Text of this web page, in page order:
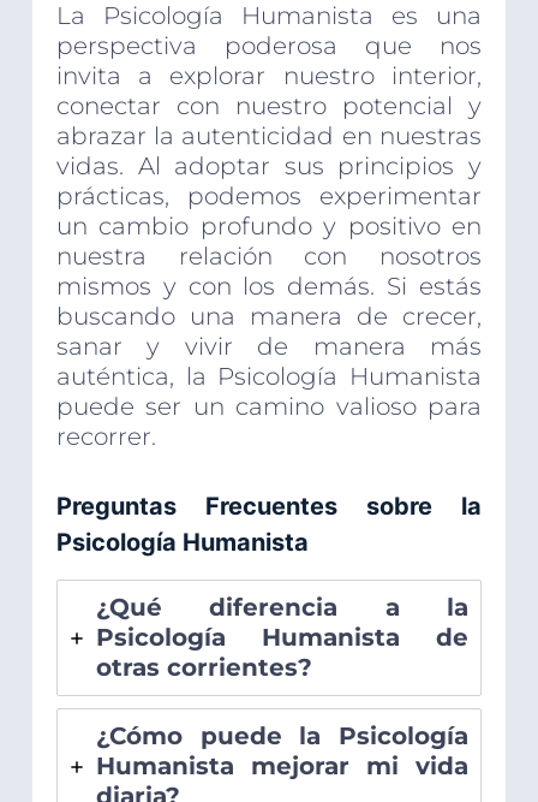
La Psicología Humanista es una
perspectiva poderosa que nos
invita a explorar nuestro interior,
conectar con nuestro potencial y
abrazar la autenticidad en nuestras
vidas. Al adoptar sus principios y
prácticas, podemos experimentar
un cambio profundo y positivo en
nuestra relación con nosotros
mismos y con los demás. Si estás
buscando una manera de crecer,
sanar y vivir de manera más
auténtica, la Psicología Humanista
puede ser un camino valioso para
recorrer.
Preguntas Frecuentes sobre la
Psicología Humanista
¿Qué diferencia a la
Psicología Humanista de
otras corrientes?
¿Cómo puede la Psicología
Humanista mejorar mi vida